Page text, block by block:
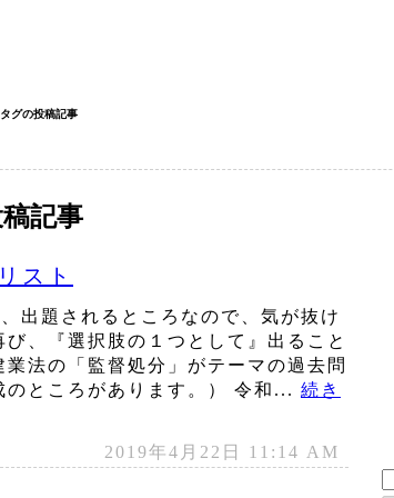
タグの投稿記事
記事
スト
出題されるところなので、気が抜け
、『選択肢の１つとして』出ること
法の「監督処分」がテーマの過去問
ところがあります。） 令和... 続き
2019年4月22日 11:14 AM